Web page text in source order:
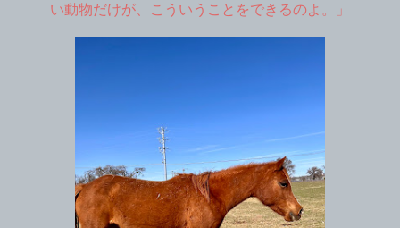
い動物だけが、こういうことをできるのよ。」